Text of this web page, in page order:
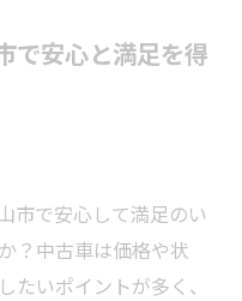
で安心と満足を得
市で安心して満足のい
？中古車は価格や状
たいポイントが多く、